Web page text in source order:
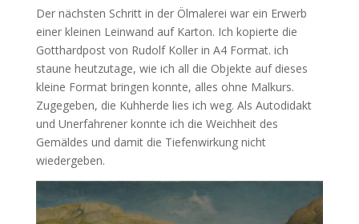
Der nächsten Schritt in der Ölmalerei war ein Erwerb
einer kleinen Leinwand auf Karton. Ich kopierte die
Gotthardpost von Rudolf Koller in A4 Format. ich
staune heutzutage, wie ich all die Objekte auf dieses
kleine Format bringen konnte, alles ohne Malkurs.
Zugegeben, die Kuhherde lies ich weg. Als Autodidakt
und Unerfahrener konnte ich die Weichheit des
Gemäldes und damit die Tiefenwirkung nicht
wiedergeben.